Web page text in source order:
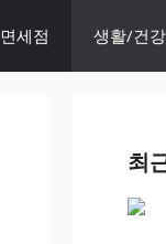
면세점 생활/건강
최